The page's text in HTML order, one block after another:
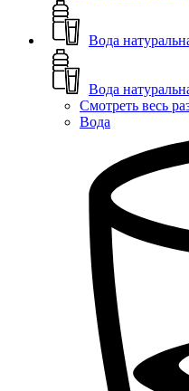
Вода
Вода
Смотреть весь
Вода